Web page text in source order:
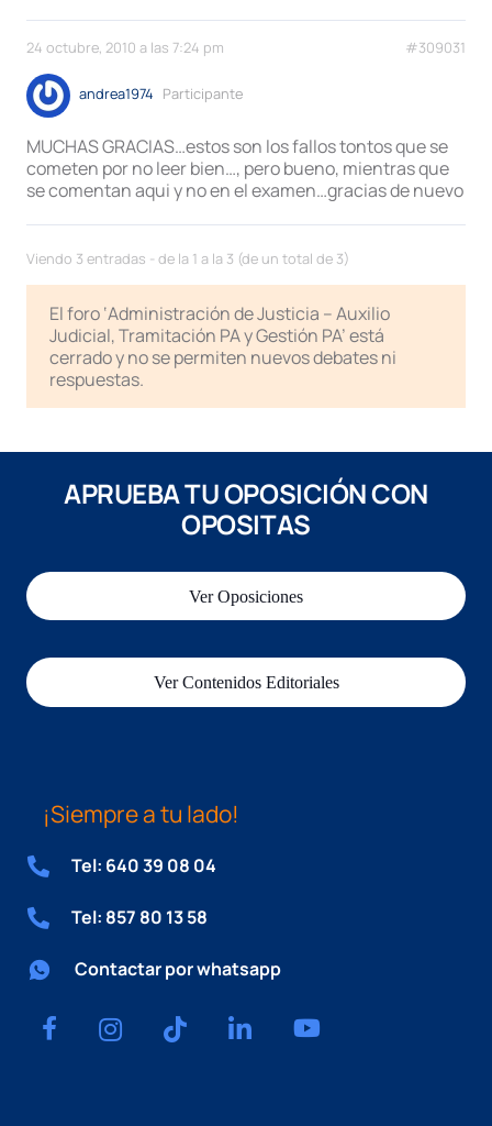
24 octubre, 2010 a las 7:24 pm #309031
andrea1974 Participante
MUCHAS GRACIAS…estos son los fallos tontos que se
cometen por no leer bien…, pero bueno, mientras que
se comentan aqui y no en el examen…gracias de nuevo
Viendo 3 entradas - de la 1 a la 3 (de un total de 3)
El foro ‘Administración de Justicia – Auxilio
Judicial, Tramitación PA y Gestión PA’ está
cerrado y no se permiten nuevos debates ni
respuestas.
APRUEBA TU OPOSICIÓN CON
OPOSITAS
Ver Oposiciones
Ver Contenidos Editoriales
¡Siempre a tu lado!
Tel: 640 39 08 04
Tel: 857 80 13 58
Contactar por whatsapp